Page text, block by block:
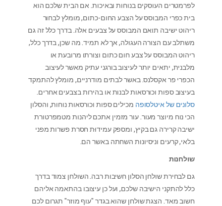
לפרמטרים העוסקים בנוחות ובאיכות. אם הבית שלכם הוא
בית כפרי המבוסס על הצבע החום-כתום, מומלץ לבחור
ריהוט ישיבה תואם המבוסס על צבעים אלה. בדרך כלל זה גם
משתלב עם הצורה העגולה, אך לא תמיד. מה שכן, בדרך כלל,
ריהוט המבוסס על צבע חום כתום וצורתו מרובעת או
מלבנית, יתאים יותר לעיצוב בורגני עתיק מאשר לעיצוב
הכפרי פר אקסלנס. באשר לבתים מודרניים, מומלץ להתמקד
בעיצוב ספות וכורסאות לבנות או בהירות בצבעים אחרים.
סלונים של איטלסופה מכילים ספות וכורסאות נוחות, והסלון
הכי נוח מיוצר מעור. עור מזמין אתכם ליהנות מטמפרטורת
ישיבה קרירה גם בקיץ, ומספק עמידוּת חסרת פשרות מפני
בלאי, קרעים וניסיונות השחתה באשר הם.
שולחנות
גם לבחירת שולחן הסלון חשיבות רבה. השולחן צמוד בדרך
כלל להתקני הישיבה שלכם, ועל כן עיצובו בהתאמה אליהם
חשוב מאד. הצגת שולחן שהוא בגדר "עוף מוזר" תגרום לכם